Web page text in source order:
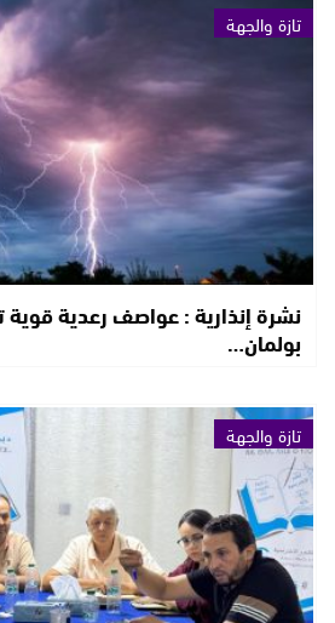
تازة والجهة
نشرة إنذارية : عواصف رعدية قوية
بولمان…
تازة والجهة